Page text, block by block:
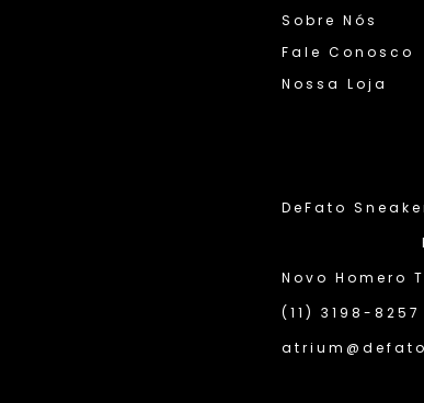
Sobre Nós
Fale Conosco
Nossa Loja
DeFato
Novo Homero
(11) 3198-8257